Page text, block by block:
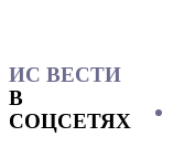
ИС ВЕСТИ
В
СОЦСЕТЯХ